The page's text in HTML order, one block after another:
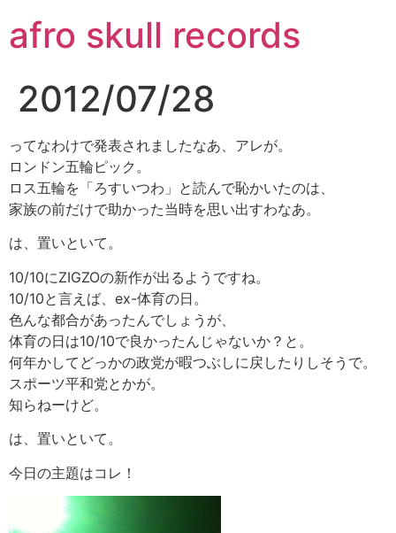
ン
テ
キ
ッ
プ
afro skull records
2012/07/28
ってなわけで発表されましたなあ、アレが。
ロンドン五輪ピック。
ロス五輪を「ろすいつわ」と読んで恥かいたのは、
家族の前だけで助かった当時を思い出すわなあ。
は、置いといて。
10/10にZIGZOの新作が出るようですね。
10/10と言えば、ex-体育の日。
色んな都合があったんでしょうが、
体育の日は10/10で良かったんじゃないか？と。
何年かしてどっかの政党が暇つぶしに戻したりしそうで。
スポーツ平和党とかが。
知らねーけど。
は、置いといて。
今日の主題はコレ！